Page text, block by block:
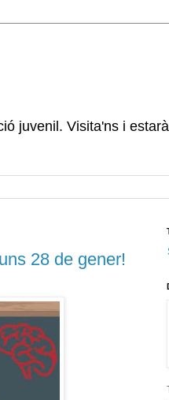
juvenil. Visita'ns i
28 de gener!